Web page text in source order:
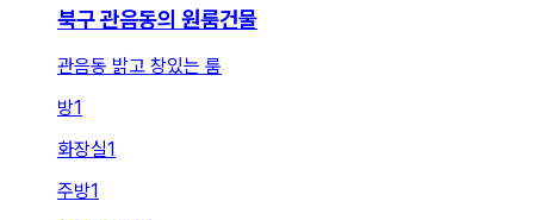
북구 관음동의 원룸건물
관음동 밝고 창있는 룸
방1
화장실1
주방1